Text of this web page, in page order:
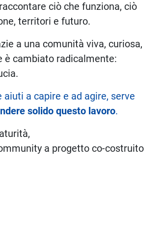
ciò che funziona, ciò
territori e futuro.
a una comunità viva, curiosa,
è cambiato radicalmente:
a capire e ad agire, serve
solido questo lavoro.
a progetto co-costruito